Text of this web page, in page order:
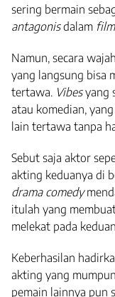
sering bermain
antagonisdalam
Namun, secara
yang langsung bisa
tertawa. Vibesyang
atau komedian,
lain tertawa tanpa
Sebut saja aktor
akting keduanya di
drama comedy
itulah yang
melekat pada
Keberhasilan
akting yang
pemain lainnya pun